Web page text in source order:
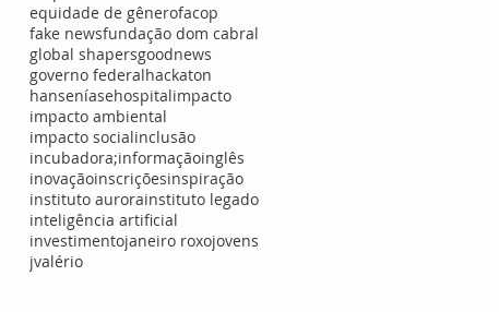
equidade de gênerofacop
fake newsfundação dom cabral
global shapersgoodnews
governo federalhackaton
hanseníasehospitalimpacto
impacto ambiental
impacto socialinclusão
incubadora;informaçãoinglês
inovaçãoinscriçõesinspiração
instituto aurorainstituto legado
inteligência artificial
investimentojaneiro roxojovens
jvalério